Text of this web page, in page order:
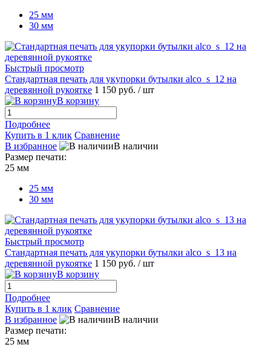
25 мм
30 мм
Быстрый просмотр
Стандартная печать для укупорки бутылки alco_s_12 на
деревянной рукоятке 1 150 руб. / шт
В корзину
Подробнее
Купить в 1 клик Сравнение
В избранное
В наличии
Размер печати:
25 мм
25 мм
30 мм
Быстрый просмотр
Стандартная печать для укупорки бутылки alco_s_13 на
деревянной рукоятке 1 150 руб. / шт
В корзину
Подробнее
Купить в 1 клик Сравнение
В избранное
В наличии
Размер печати:
25 мм